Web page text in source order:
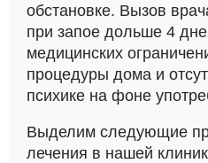
обстановке. Вызов
при запое дольше 4
медицинских
процедуры дома и
психике на фоне
Выделим следующие
лечения в нашей